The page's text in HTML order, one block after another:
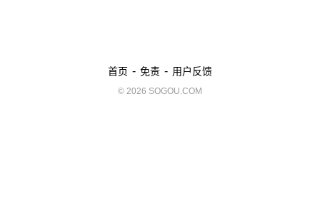
首页 - 免责 - 用户反馈
© 2026 SOGOU.COM